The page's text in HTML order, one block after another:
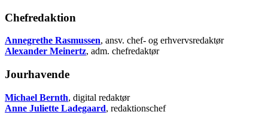
Chefredaktion
Annegrethe Rasmussen, ansv. chef- og erhvervsredaktør
Alexander Meinertz, adm. chefredaktør
Jourhavende
Michael Bernth, digital redaktør
Anne Juliette Ladegaard, redaktionschef